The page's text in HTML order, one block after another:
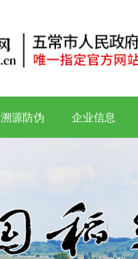
溯源防伪 企业信息